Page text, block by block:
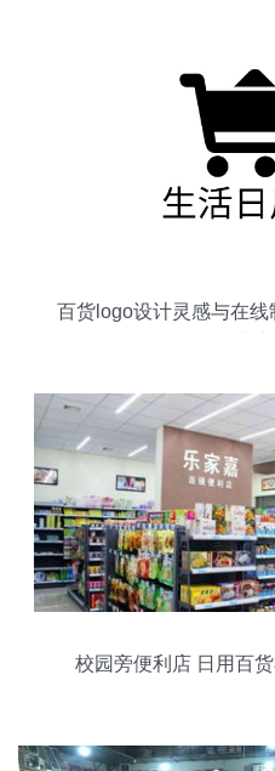
百货logo设计灵感与在
校园旁便利店 日用百